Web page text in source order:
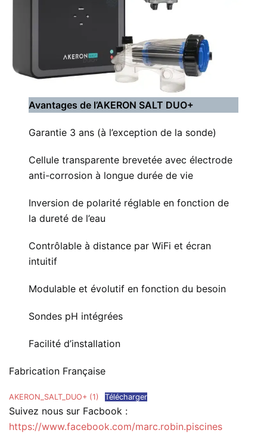
Avantages de l’AKERON SALT DUO+
Garantie 3 ans (à l’exception de la sonde)
Cellule transparente brevetée avec électrode
anti-corrosion à longue durée de vie
Inversion de polarité réglable en fonction de
la dureté de l’eau
Contrôlable à distance par WiFi et écran
intuitif
Modulable et évolutif en fonction du besoin
Sondes pH intégrées
Facilité d’installation
Fabrication Française
AKERON_SALT_DUO+ (1) Télécharger
Suivez nous sur Facbook :
https://www.facebook.com/marc.robin.piscines